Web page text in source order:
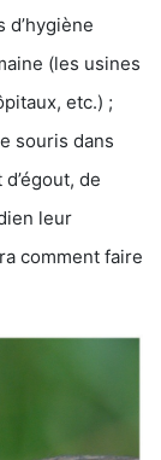
(les usines
etc.) ;
souris dans
de
leur
comment faire